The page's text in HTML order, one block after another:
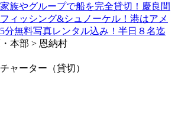
族やグループで船を完全貸切！慶良間
ィッシング&シュノーケル！港はアメ
分無料写真レンタル込み！半日８名迄
本部 > 恩納村
ャーター（貸切）